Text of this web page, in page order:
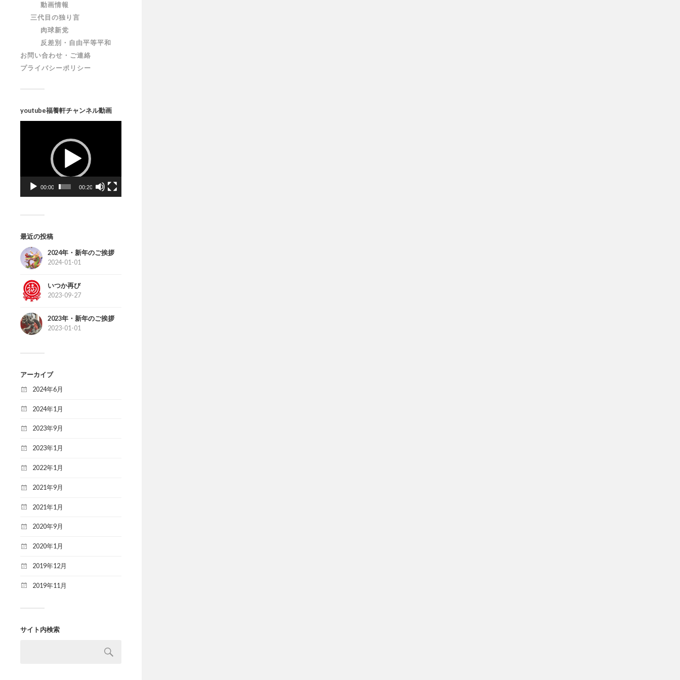
動画情報
三代目の独り言
肉球新党
反差別・自由平等平和
お問い合わせ・ご連絡
プライバシーポリシー
youtube福養軒チャンネル動画
ー
00:00 00:20
最近の投稿
2024年・新年のご挨拶
2024-01-01
いつか再び
2023-09-27
2023年・新年のご挨拶
2023-01-01
アーカイブ
2024年6月
2024年1月
2023年9月
2023年1月
2022年1月
2021年9月
2021年1月
2020年9月
2020年1月
2019年12月
2019年11月
サイト内検索